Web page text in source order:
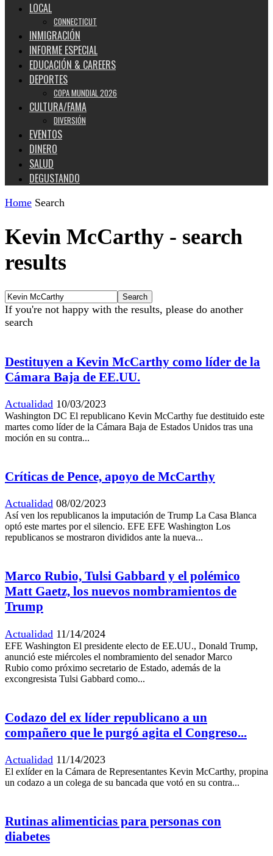
LOCAL
CONNECTICUT
INMIGRACIÓN
INFORME ESPECIAL
EDUCACIÓN & CAREERS
DEPORTES
COPA MUNDIAL 2026
CULTURA/FAMA
DIVERSIÓN
EVENTOS
DINERO
SALUD
DEGUSTANDO
Home Search
Kevin McCarthy - search
results
If you're not happy with the results, please do another
search
Destituyen a Kevin McCarthy como líder de la
Cámara Baja de EE.UU.
Actualidad 10/03/2023
Washington DC El republicano Kevin McCarthy fue destituido este
martes como líder de la Cámara Baja de Estados Unidos tras una
moción en su contra...
Críticas de Pence, apoyo de McCarthy
Actualidad 08/02/2023
Así ven los republicanos la imputación de Trump La Casa Blanca
optó este martes por el silencio. EFE EFE Washington Los
republicanos se mostraron divididos ante la nueva...
Marco Rubio, Tulsi Gabbard y el polémico
Matt Gaetz, los nuevos nombramientos de
Trump
Actualidad 11/14/2024
EFE Washington El presidente electo de EE.UU., Donald Trump,
anunció este miércoles el nombramiento del senador Marco
Rubio como próximo secretario de Estado, además de la
excongresista Tulsi Gabbard como...
Codazo del ex líder republicano a un
compañero que le purgó agita el Congreso...
Actualidad 11/14/2023
El exlíder en la Cámara de Representantes Kevin McCarthy, propina
un codazo a un colega de su bancada que votó en su contra...
Rutinas alimenticias para personas con
diabetes